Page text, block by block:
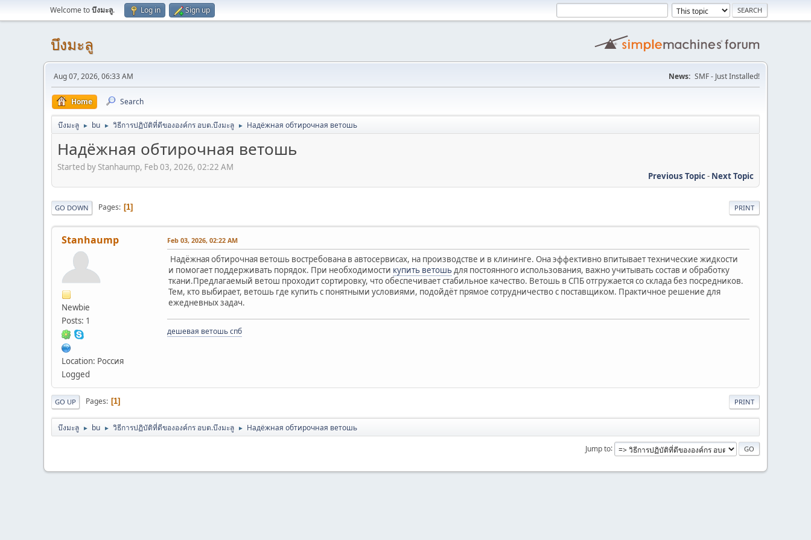
Welcome toบึงมะลู. Log in Sign up
บึงมะลู
Aug 07, 2026, 06:33 AM News: SMF - Just Installed!
Home Search
บึงมะลู ► bu ► วิธีการปฏิบัติที่ดีขององค์กร อบต.บึงมะลู ► Надёжная обтирочная ветошь
Надёжная обтирочная ветошь
Started by Stanhaump, Feb 03, 2026, 02:22 AM
Previous Topic- Next Topic
PRINT
GO DOWN Pages 1
Stanhaump
Newbie
Posts: 1
Location: Россия
Logged
Feb 03, 2026, 02:22 AM
Надёжная обтирочная ветошь востребована в автосервисах, на производстве и в клининге. Она эффективно впитывает технические жидкости
и помогает поддерживать порядок. При необходимости купить ветошь для постоянного использования, важно учитывать состав и обработку
ткани.Предлагаемый ветош проходит сортировку, что обеспечивает стабильное качество. Ветошь в СПБ отгружается со склада без посредников.
Тем, кто выбирает, ветошь где купить с понятными условиями, подойдёт прямое сотрудничество с поставщиком. Практичное решение для
ежедневных задач.
дешевая ветошь спб
PRINT
GO UP Pages 1
บึงมะลู ► bu ► วิธีการปฏิบัติที่ดีขององค์กร อบต.บึงมะลู ► Надёжная обтирочная ветошь
Jump to